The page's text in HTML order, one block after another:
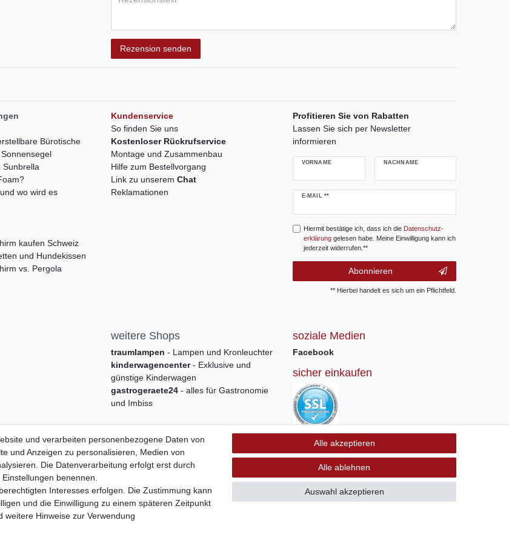
Rezension senden
Bürotische
Sunbrella
wo wird es
kaufen Schweiz
und Hundekissen
vs. Pergola
Kundenservice
So finden Sie uns
Kostenloser Rückrufservice
Montage und Zusammenbau
Hilfe zum Bestellvorgang
Link zu unserem Chat
Reklamationen
Profitieren Sie von Rabatten
Lassen Sie sich per Newsletter
informieren
VORNAME NACHNAME
E-MAIL **
Newsletter
Hiermit bestätige ich, dass ich die Daten­schutz­
erklärunggelesen habe. Meine Einwilligung kann ich
jederzeit widerrufen.**
Abonnieren
** Hierbei handelt es sich um ein Pflichtfeld.
weitere Shops
traumlampen - Lampen und Kronleuchter
kinderwagencenter- Exklusive und
günstige Kinderwagen
gastrogeraete24 - alles für Gastronomie
und Imbiss
soziale Medien
Facebook
sicher einkaufen
Sichere Bestellung und Zahlung via SSL
Verschlüsselung
und verarbeiten personenbezogene Daten von
und Anzeigen zu personalisieren, Medien von
Die Datenverarbeitung erfolgt erst durch
benennen.
Interesses erfolgen. Die Zustimmung kann
und die Einwilligung zu einem späteren Zeitpunkt
weitere Hinweise zur Verwendung
Alle akzeptieren
Alle ablehnen
Auswahl akzeptieren
Impressum Daten­schutz­erklärung